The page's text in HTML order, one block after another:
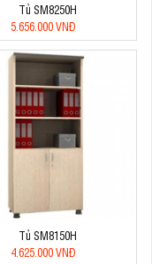
Tủ SM8250H
5.656.000 VNĐ
Tủ SM8150H
4.625.000 VNĐ